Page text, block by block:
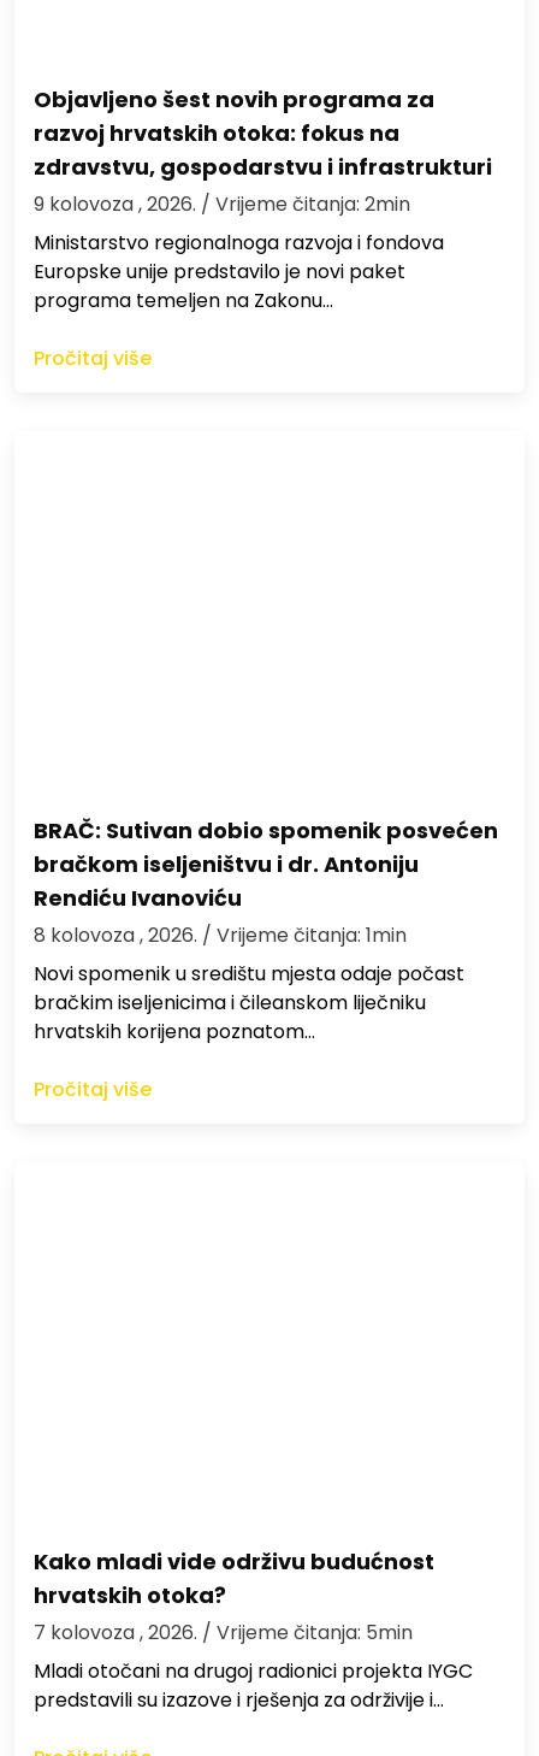
Objavljeno šest novih programa za
razvoj hrvatskih otoka: fokus na
zdravstvu, gospodarstvu i infrastrukturi
9 kolovoza , 2026. / Vrijeme čitanja: 2min
Ministarstvo regionalnoga razvoja i fondova
Europske unije predstavilo je novi paket
programa temeljen na Zakonu…
Pročitaj više
BRAČ: Sutivan dobio spomenik posvećen
bračkom iseljeništvu i dr. Antoniju
Rendiću Ivanoviću
8 kolovoza , 2026. / Vrijeme čitanja: 1min
Novi spomenik u središtu mjesta odaje počast
bračkim iseljenicima i čileanskom liječniku
hrvatskih korijena poznatom…
Pročitaj više
Kako mladi vide održivu budućnost
hrvatskih otoka?
7 kolovoza , 2026. / Vrijeme čitanja: 5min
Mladi otočani na drugoj radionici projekta IYGC
predstavili su izazove i rješenja za održivije i…